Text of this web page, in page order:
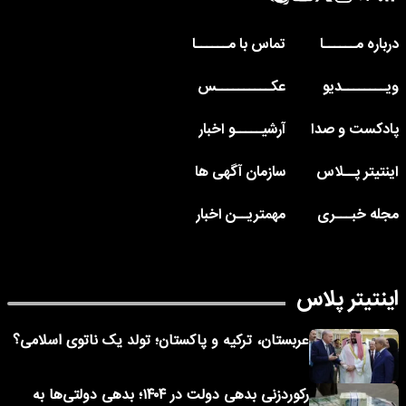
درباره مــــــا
تماس با مــــــا
ویــــــــدیو
عکــــــــــس
پادکست و صدا
آرشیـــــو اخبار
اینتیتر پــلاس
سازمان آگهی ها
مجله خبـــری
مهمتریــن اخبار
اینتیتر پلاس
عربستان، ترکیه و پاکستان؛ تولد یک ناتوی اسلامی؟
رکوردزنی بدهی دولت در ۱۴۰۴؛ بدهی دولتی‌ها به